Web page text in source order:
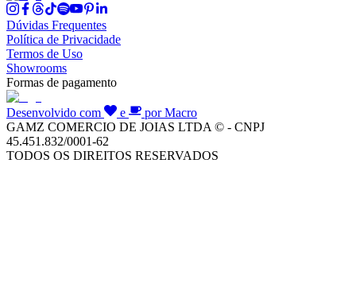
Dúvidas Frequentes
Política de Privacidade
Termos de Uso
Showrooms
Formas de pagamento
Desenvolvido com e
por Macro
GAMZ COMERCIO DE JOIAS LTDA © - CNPJ
45.451.832/0001-62
TODOS OS DIREITOS RESERVADOS